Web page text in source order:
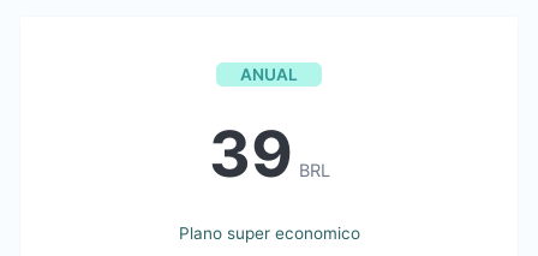
ANUAL
39 BRL
Plano super economico